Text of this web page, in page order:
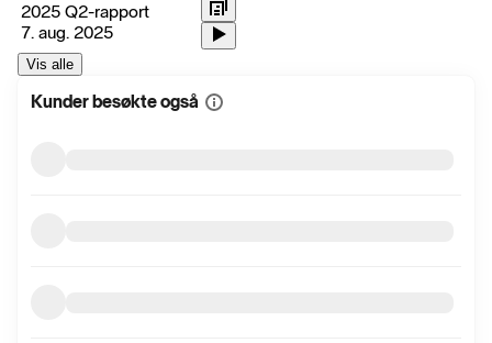
2025 Q2-rapport
7. aug. 2025
Vis alle
Kunder besøkte også Vis